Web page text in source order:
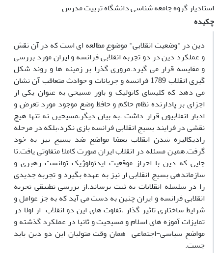
استادیار گروه جامعه شناسی دانشگاه تربیت مدرس
چکیده
دین در "وضعیت انقلابی" موضوع مطالعه ای است که در آن نقش
و عملکرد دین در دو تجربه انقلابی فرانسه و ایران مورد بررسی
و مقایسه قرار می گیرد.مروری گذرا بر زمینه ها و روند شکل
گیری انقلاب 1789 فرانسه و جریانات و حوادث متعاقب آن نشان
می دهد که کلیسای کاتولیک و باور مسیحی به عنوان یکی از
اجزای بر پادارنده نظام حاکم و حافظ وضع موجود مورد تعرض و
ادبار انقلابیون قرار داشت .به بیان دیگر،مسیحین نه تنها هیچ
نقشی در فرایند بسیج انقلابی فرانسه بازی نکرد،بلکه در مرحله
رادیکالیزه شدن انقلاب بعضا مواضع ضد بسیج نیز به خود
گرفت.همین مسئله در انقلاب ایران صورت کاملا متفاوتی یافت.تا
جایی که دین با احراز موقعیت ایدئولوژیک توانست رهبری و
سازماندهی بسیج انقلابی ار نیز به عهده بگیرد و تجربه جدیدی
را در سلسله انقلابات به ثبت برساند.از بررسی تطبیقی تجربه
انقلابی فرانسه و ایران چنین به دست می آید که به جز عوامل و
شرایط ساختاری تاثیر گذار ،تفاوت های این دو انقلاب ار اولا در
تمایزات آموزه های اسلام و مسیحیت و ثانیا در عملکرد گذشته و
مواضع سیاسی-اجتماعی همان وقت متولیان این دو دین باید
جست.